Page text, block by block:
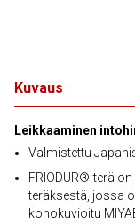
Kuvaus
Leikkaaminen
Valmistettu
FRIODUR®-terä
teräksestä, jossa
kohokuvioitu